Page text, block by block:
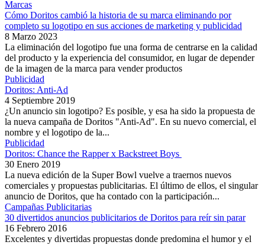
Marcas
Cómo Doritos cambió la historia de su marca eliminando por
completo su logotipo en sus acciones de marketing y publicidad
8 Marzo 2023
La eliminación del logotipo fue una forma de centrarse en la calidad
del producto y la experiencia del consumidor, en lugar de depender
de la imagen de la marca para vender productos
Publicidad
Doritos: Anti-Ad
4 Septiembre 2019
¿Un anuncio sin logotipo? Es posible, y esa ha sido la propuesta de
la nueva campaña de Doritos "Anti-Ad". En su nuevo comercial, el
nombre y el logotipo de la...
Publicidad
Doritos: Chance the Rapper x Backstreet Boys
30 Enero 2019
La nueva edición de la Super Bowl vuelve a traernos nuevos
comerciales y propuestas publicitarias. El último de ellos, el singular
anuncio de Doritos, que ha contado con la participación...
Campañas Publicitarias
30 divertidos anuncios publicitarios de Doritos para reír sin parar
16 Febrero 2016
Excelentes y divertidas propuestas donde predomina el humor y el